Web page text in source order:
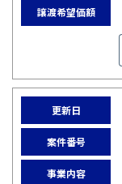
譲渡希望価額
更新日
案件番号
事業内容